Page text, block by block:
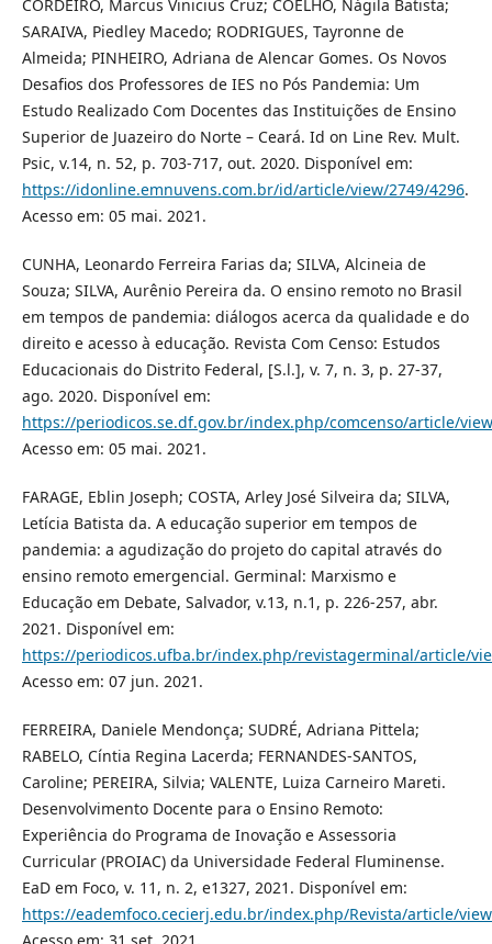
CORDEIRO, Marcus Vinicius Cruz; COELHO, Nágila Batista;
SARAIVA, Piedley Macedo; RODRIGUES, Tayronne de
Almeida; PINHEIRO, Adriana de Alencar Gomes. Os Novos
Desafios dos Professores de IES no Pós Pandemia: Um
Estudo Realizado Com Docentes das Instituições de Ensino
Superior de Juazeiro do Norte – Ceará. Id on Line Rev. Mult.
Psic, v.14, n. 52, p. 703-717, out. 2020. Disponível em:
https://idonline.emnuvens.com.br/id/article/view/2749/4296.
Acesso em: 05 mai. 2021.
CUNHA, Leonardo Ferreira Farias da; SILVA, Alcineia de
Souza; SILVA, Aurênio Pereira da. O ensino remoto no Brasil
em tempos de pandemia: diálogos acerca da qualidade e do
direito e acesso à educação. Revista Com Censo: Estudos
Educacionais do Distrito Federal, [S.l.], v. 7, n. 3, p. 27-37,
ago. 2020. Disponível em:
https://periodicos.se.df.gov.br/index.php/comcenso/article/
Acesso em: 05 mai. 2021.
FARAGE, Eblin Joseph; COSTA, Arley José Silveira da; SILVA,
Letícia Batista da. A educação superior em tempos de
pandemia: a agudização do projeto do capital através do
ensino remoto emergencial. Germinal: Marxismo e
Educação em Debate, Salvador, v.13, n.1, p. 226-257, abr.
2021. Disponível em:
https://periodicos.ufba.br/index.php/revistagerminal/article/
Acesso em: 07 jun. 2021.
FERREIRA, Daniele Mendonça; SUDRÉ, Adriana Pittela;
RABELO, Cíntia Regina Lacerda; FERNANDES-SANTOS,
Caroline; PEREIRA, Silvia; VALENTE, Luiza Carneiro Mareti.
Desenvolvimento Docente para o Ensino Remoto:
Experiência do Programa de Inovação e Assessoria
Curricular (PROIAC) da Universidade Federal Fluminense.
EaD em Foco, v. 11, n. 2, e1327, 2021. Disponível em:
https://eademfoco.cecierj.edu.br/index.php/Revista/article/